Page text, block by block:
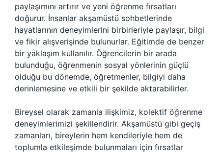
paylaşımını artırır ve yeni öğrenme fırsatları
doğurur. İnsanlar akşamüstü sohbetlerinde
hayatlarının deneyimlerini birbirleriyle paylaşır, bilgi
ve fikir alışverişinde bulunurlar. Eğitimde de benzer
bir yaklaşım kullanılır. Öğrencilerin bir arada
bulunduğu, öğrenmenin sosyal yönlerinin güçlü
olduğu bu dönemde, öğretmenler, bilgiyi daha
derinlemesine ve etkili bir şekilde aktarabilirler.
Bireysel olarak zamanla ilişkimiz, kolektif öğrenme
deneyimlerimizi şekillendirir. Akşamüstü gibi geçiş
zamanları, bireylerin hem kendileriyle hem de
toplumla etkileşimde bulunmaları için fırsatlar